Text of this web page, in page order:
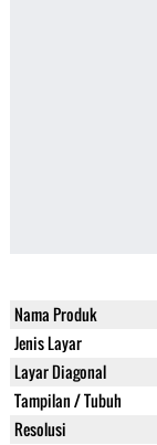
Nama Produk
Jenis Layar
Layar Diagonal
Tampilan / Tubuh
Resolusi